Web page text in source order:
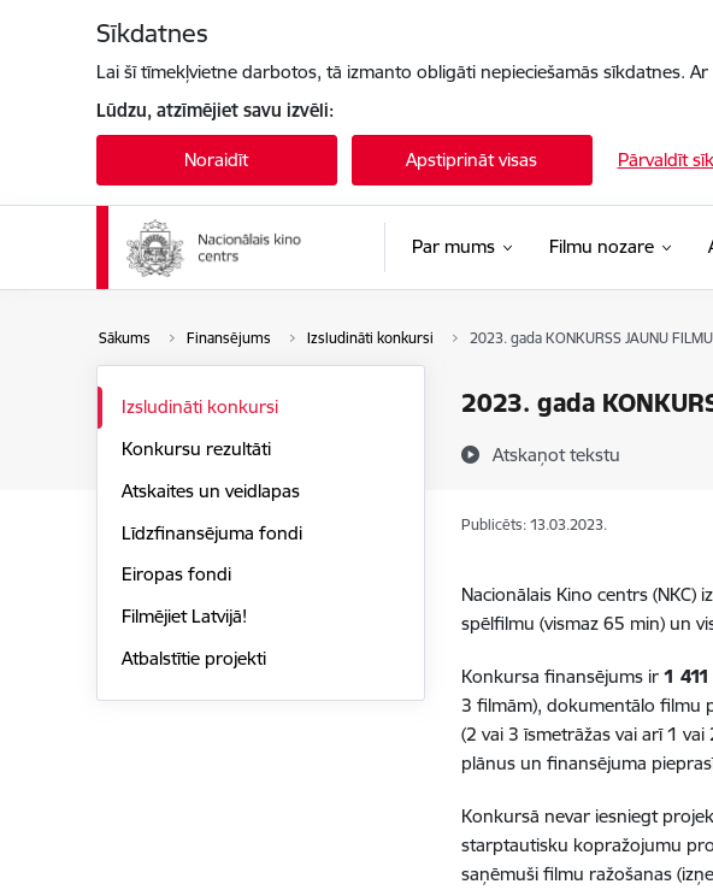
Sīkdatnes
Lai šī tīmekļvietne darbotos, tā izmanto obligāti nepieciešamās sīkdatnes.
Lūdzu, atzīmējiet savu izvēli:
Noraidīt Apstiprināt visas Pārvaldīt
Par mums Filmu nozare
Sākums Finansējums Izsludināti konkursi 2023. gada KONKURSS JAUNU
2023. gada
Atskaņot tekstu
Izsludināti konkursi
Konkursu rezultāti
Atskaites un veidlapas
Līdzfinansējuma fondi
Eiropas fondi
Filmējiet Latvijā!
Atbalstītie projekti
Publicēts: 13.03.2023.
Nacionālais Kino centrs
spēlfilmu (vismaz 65 min) un
Konkursa finansējums ir1 411
3 filmām), dokumentālo filmu
(2 vai 3 īsmetrāžas vai arī 1
plānus un finansējuma
Konkursā nevar iesniegt
starptautisku kopražojumu
saņēmuši filmu ražošanas